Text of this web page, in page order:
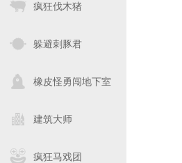
疯狂伐木猪
躲避刺豚君
橡皮怪勇闯地下室
建筑大师
疯狂马戏团